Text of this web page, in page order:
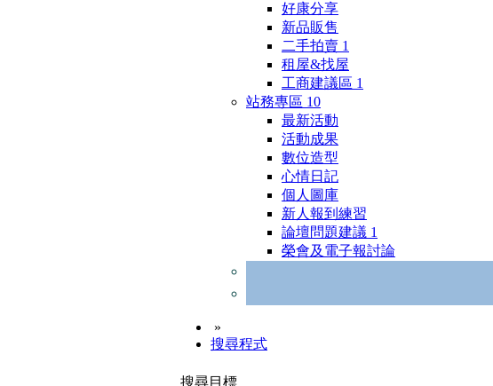
好康分享
新品販售
二手拍賣 1
租屋&找屋
工商建議區 1
站務專區 10
最新活動
活動成果
數位造型
心情日記
個人圖庫
新人報到練習
論壇問題建議 1
榮會及電子報討論
»
搜尋程式
搜尋目標